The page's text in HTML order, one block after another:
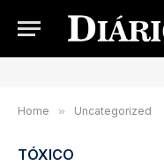
Home » Uncategorized
TÓXICO